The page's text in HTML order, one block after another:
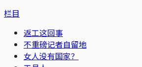
栏目
返工这回事
不重磅记者自留地
女人没有国家？